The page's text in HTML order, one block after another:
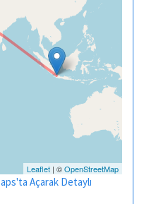
Leaflet | ©OpenStreetMap
Açarak Detaylı